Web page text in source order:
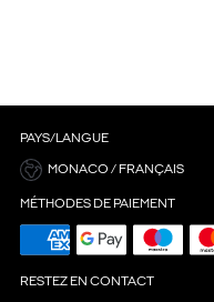
PAYS/LANGUE
MONACO / FRANÇAIS
MÉTHODES DE PAIEMENT
RESTEZ EN CONTACT